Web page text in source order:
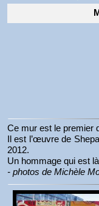
Ce mur est le premier
Il est l’œuvre de
2012.
Un hommage qui est
- photos de Michèle